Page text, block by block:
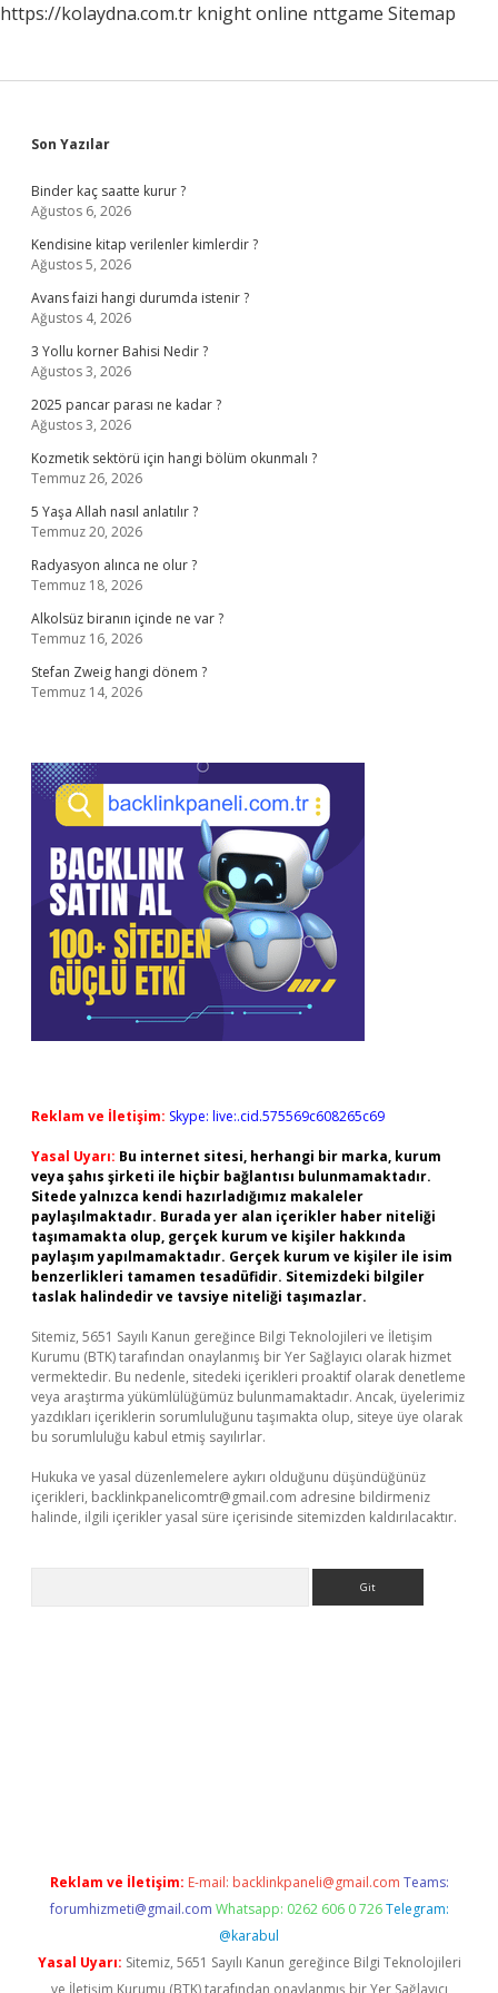
https://kolaydna.com.tr knight online nttgame Sitemap
Sidebar
Son Yazılar
Binder kaç saatte kurur ?
Ağustos 6, 2026
Kendisine kitap verilenler kimlerdir ?
Ağustos 5, 2026
Avans faizi hangi durumda istenir ?
Ağustos 4, 2026
3 Yollu korner Bahisi Nedir ?
Ağustos 3, 2026
2025 pancar parası ne kadar ?
Ağustos 3, 2026
Kozmetik sektörü için hangi bölüm okunmalı ?
Temmuz 26, 2026
5 Yaşa Allah nasıl anlatılır ?
Temmuz 20, 2026
Radyasyon alınca ne olur ?
Temmuz 18, 2026
Alkolsüz biranın içinde ne var ?
Temmuz 16, 2026
Stefan Zweig hangi dönem ?
Temmuz 14, 2026
Reklam ve İletişim: Skype: live:.cid.575569c608265c69
Yasal Uyarı: Bu internet sitesi, herhangi bir marka, kurum
veya şahıs şirketi ile hiçbir bağlantısı bulunmamaktadır.
Sitede yalnızca kendi hazırladığımız makaleler
paylaşılmaktadır. Burada yer alan içerikler haber niteliği
taşımamakta olup, gerçek kurum ve kişiler hakkında
paylaşım yapılmamaktadır. Gerçek kurum ve kişiler ile isim
benzerlikleri tamamen tesadüfidir. Sitemizdeki bilgiler
taslak halindedir ve tavsiye niteliği taşımazlar.
Sitemiz, 5651 Sayılı Kanun gereğince Bilgi Teknolojileri ve İletişim
Kurumu (BTK) tarafından onaylanmış bir Yer Sağlayıcı olarak hizmet
vermektedir. Bu nedenle, sitedeki içerikleri proaktif olarak denetleme
veya araştırma yükümlülüğümüz bulunmamaktadır. Ancak, üyelerimiz
yazdıkları içeriklerin sorumluluğunu taşımakta olup, siteye üye olarak
bu sorumluluğu kabul etmiş sayılırlar.
Hukuka ve yasal düzenlemelere aykırı olduğunu düşündüğünüz
içerikleri, backlinkpanelicomtr@gmail.com adresine bildirmeniz
halinde, ilgili içerikler yasal süre içerisinde sitemizden kaldırılacaktır.
Reklam ve İletişim: E-mail: backlinkpaneli@gmail.com Teams:
forumhizmeti@gmail.com Whatsapp: 0262 606 0 726 Telegram:
@karabul
Yasal Uyarı: Sitemiz, 5651 Sayılı Kanun gereğince Bilgi Teknolojileri
ve İletişim Kurumu (BTK) tarafından onaylanmış bir Yer Sağlayıcı